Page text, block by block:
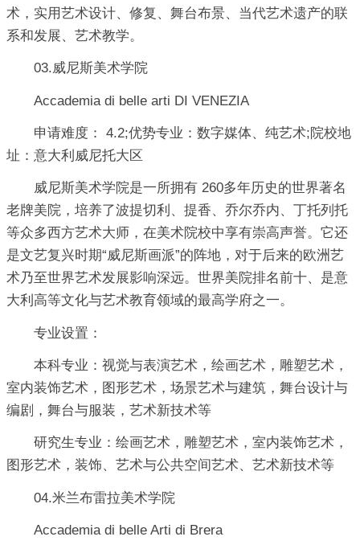
术，实用艺术设计、修复、舞台布景、当代艺术遗产的联
系和发展、艺术教学。
03.威尼斯美术学院
Accademia di belle arti DI VENEZIA
申请难度： 4.2;优势专业：数字媒体、纯艺术;院校地
址：意大利威尼托大区
威尼斯美术学院是一所拥有 260多年历史的世界著名
老牌美院，培养了波提切利、提香、乔尔乔内、丁托列托
等众多西方艺术大师，在美术院校中享有崇高声誉。它还
是文艺复兴时期“威尼斯画派”的阵地，对于后来的欧洲艺
术乃至世界艺术发展影响深远。世界美院排名前十、是意
大利高等文化与艺术教育领域的最高学府之一。
专业设置：
本科专业：视觉与表演艺术，绘画艺术，雕塑艺术，
室内装饰艺术，图形艺术，场景艺术与建筑，舞台设计与
编剧，舞台与服装，艺术新技术等
研究生专业：绘画艺术，雕塑艺术，室内装饰艺术，
图形艺术，装饰、艺术与公共空间艺术、艺术新技术等
04.米兰布雷拉美术学院
Accademia di belle Arti di Brera